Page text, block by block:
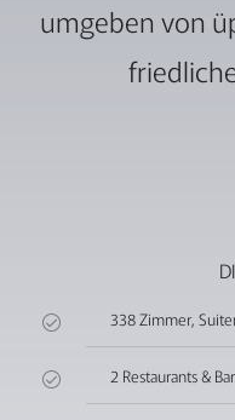
umgeben von
338 Zimmer,
2 Restaurants &